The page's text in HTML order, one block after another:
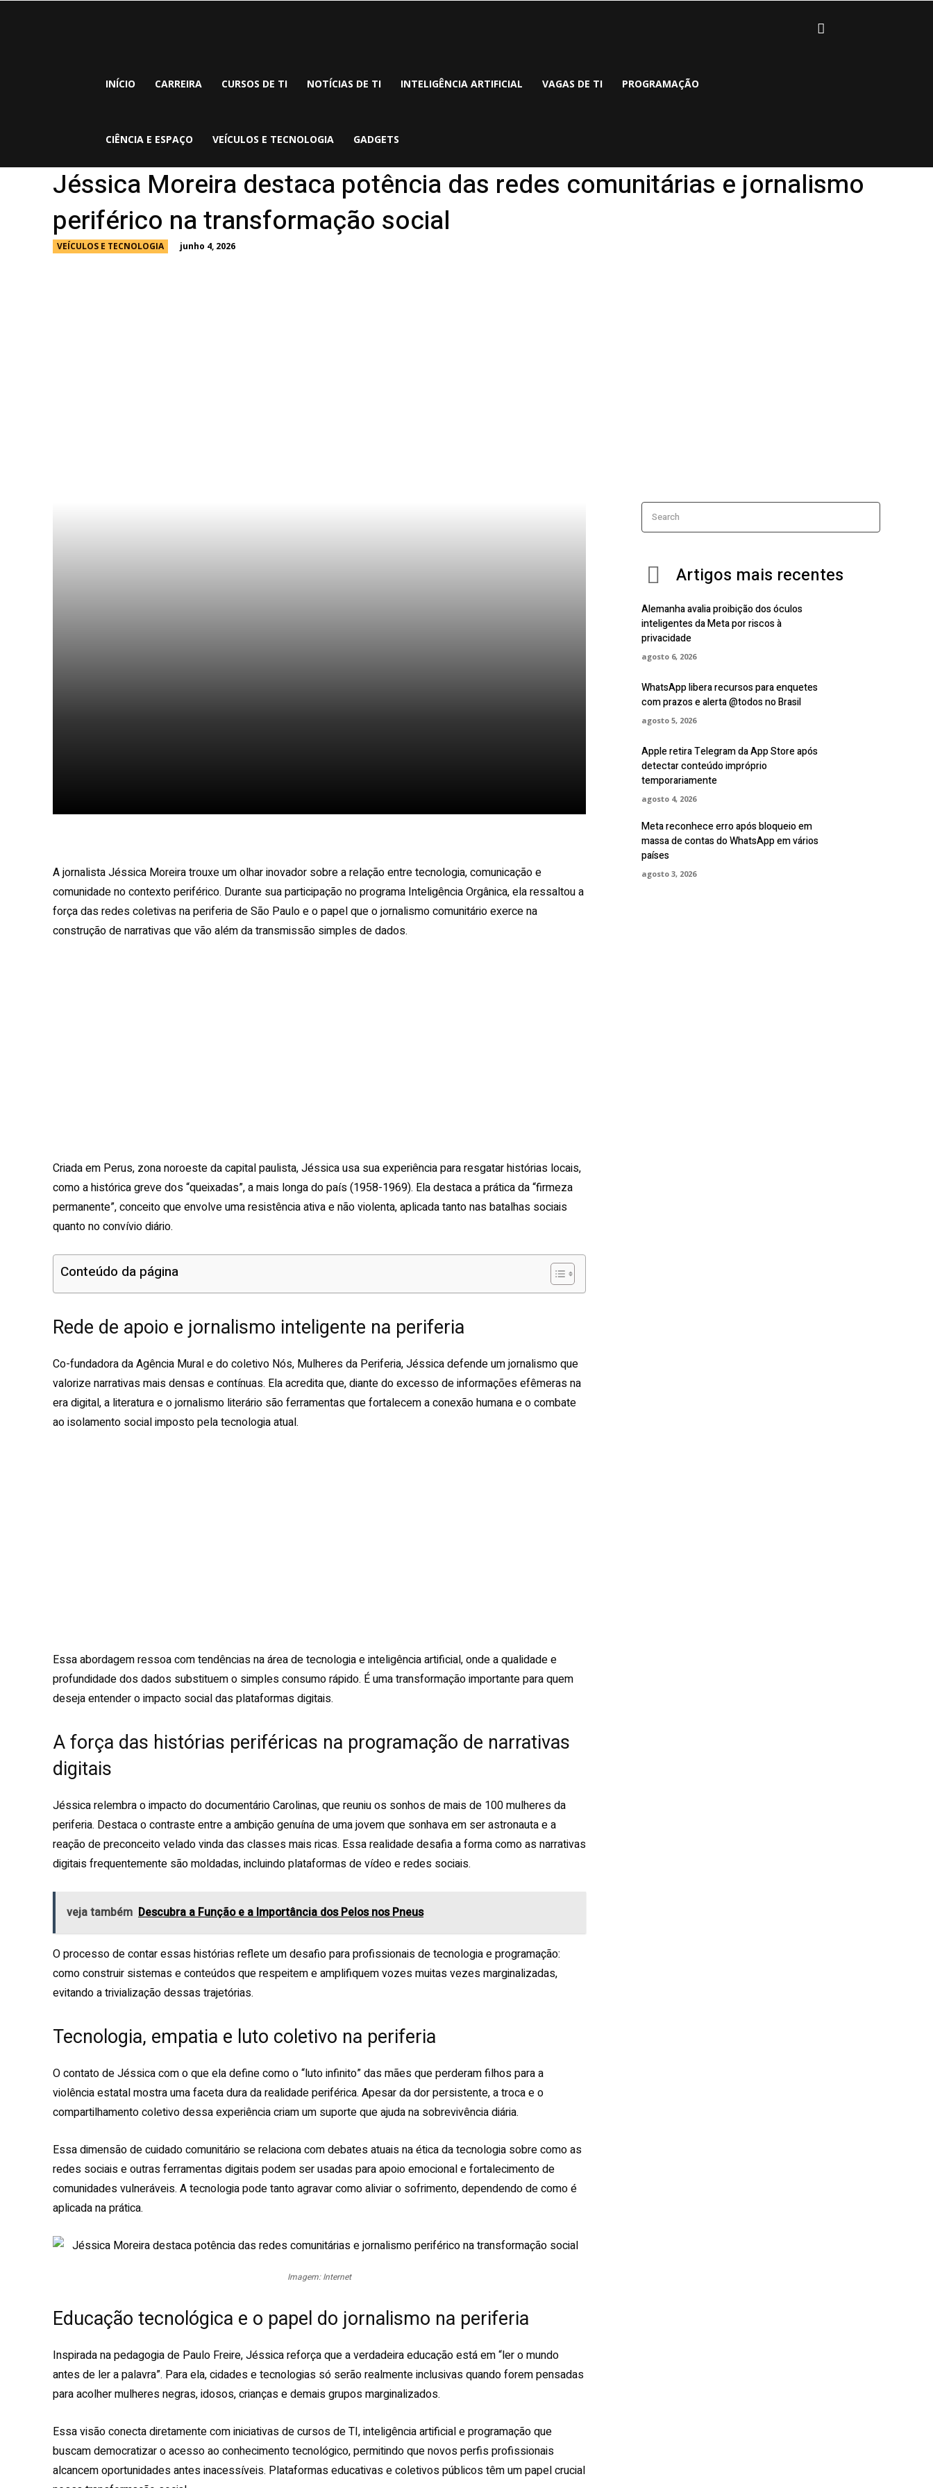
INÍCIO CARREIRA CURSOS DE TI NOTÍCIAS DE TI INTELIGÊNCIA ARTIFICIAL VAGAS DE TI PROGRAMAÇÃO
CIÊNCIA E ESPAÇO VEÍCULOS E TECNOLOGIA GADGETS
Jéssica Moreira destaca potência das redes comunitárias e jornalismo
periférico na transformação social
VEÍCULOS E TECNOLOGIA junho 4, 2026
A jornalista Jéssica Moreira trouxe um olhar inovador sobre a relação entre tecnologia, comunicação e
comunidade no contexto periférico. Durante sua participação no programa Inteligência Orgânica, ela ressaltou a
força das redes coletivas na periferia de São Paulo e o papel que o jornalismo comunitário exerce na
construção de narrativas que vão além da transmissão simples de dados.
Criada em Perus, zona noroeste da capital paulista, Jéssica usa sua experiência para resgatar histórias locais,
como a histórica greve dos “queixadas”, a mais longa do país (1958-1969). Ela destaca a prática da “firmeza
permanente”, conceito que envolve uma resistência ativa e não violenta, aplicada tanto nas batalhas sociais
quanto no convívio diário.
Conteúdo da página
Rede de apoio e jornalismo inteligente na periferia
Co-fundadora da Agência Mural e do coletivo Nós, Mulheres da Periferia, Jéssica defende um jornalismo que
valorize narrativas mais densas e contínuas. Ela acredita que, diante do excesso de informações efêmeras na
era digital, a literatura e o jornalismo literário são ferramentas que fortalecem a conexão humana e o combate
ao isolamento social imposto pela tecnologia atual.
Essa abordagem ressoa com tendências na área de tecnologia e inteligência artificial, onde a qualidade e
profundidade dos dados substituem o simples consumo rápido. É uma transformação importante para quem
deseja entender o impacto social das plataformas digitais.
A força das histórias periféricas na programação de narrativas
digitais
Jéssica relembra o impacto do documentário Carolinas, que reuniu os sonhos de mais de 100 mulheres da
periferia. Destaca o contraste entre a ambição genuína de uma jovem que sonhava em ser astronauta e a
reação de preconceito velado vinda das classes mais ricas. Essa realidade desafia a forma como as narrativas
digitais frequentemente são moldadas, incluindo plataformas de vídeo e redes sociais.
veja também Descubra a Função e a Importância dos Pelos nos Pneus
O processo de contar essas histórias reflete um desafio para profissionais de tecnologia e programação:
como construir sistemas e conteúdos que respeitem e amplifiquem vozes muitas vezes marginalizadas,
evitando a trivialização dessas trajetórias.
Tecnologia, empatia e luto coletivo na periferia
O contato de Jéssica com o que ela define como o “luto infinito” das mães que perderam filhos para a
violência estatal mostra uma faceta dura da realidade periférica. Apesar da dor persistente, a troca e o
compartilhamento coletivo dessa experiência criam um suporte que ajuda na sobrevivência diária.
Essa dimensão de cuidado comunitário se relaciona com debates atuais na ética da tecnologia sobre como as
redes sociais e outras ferramentas digitais podem ser usadas para apoio emocional e fortalecimento de
comunidades vulneráveis. A tecnologia pode tanto agravar como aliviar o sofrimento, dependendo de como é
aplicada na prática.
Imagem: Internet
Educação tecnológica e o papel do jornalismo na periferia
Inspirada na pedagogia de Paulo Freire, Jéssica reforça que a verdadeira educação está em “ler o mundo
antes de ler a palavra”. Para ela, cidades e tecnologias só serão realmente inclusivas quando forem pensadas
para acolher mulheres negras, idosos, crianças e demais grupos marginalizados.
Essa visão conecta diretamente com iniciativas de cursos de TI, inteligência artificial e programação que
buscam democratizar o acesso ao conhecimento tecnológico, permitindo que novos perfis profissionais
alcancem oportunidades antes inacessíveis. Plataformas educativas e coletivos públicos têm um papel crucial
Search
Artigos mais recentes
Alemanha avalia proibição dos óculos
inteligentes da Meta por riscos à
privacidade
agosto 6, 2026
WhatsApp libera recursos para enquetes
com prazos e alerta @todos no Brasil
agosto 5, 2026
Apple retira Telegram da App Store após
detectar conteúdo impróprio
temporariamente
agosto 4, 2026
Meta reconhece erro após bloqueio em
massa de contas do WhatsApp em vários
países
agosto 3, 2026